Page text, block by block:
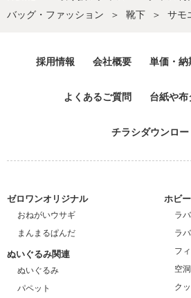
バッグ・ファッション
靴下 サモ
採用情報 会社概要 単価・納
よくあるご質問 台紙や
チラシダウンロー
ゼロワンオリジナル
おねがいウサギ
まんまるぱんだ
ぬいぐるみ関連
ぬいぐるみ
パペット
ホビ
ラ
ラ
フ
空
ク